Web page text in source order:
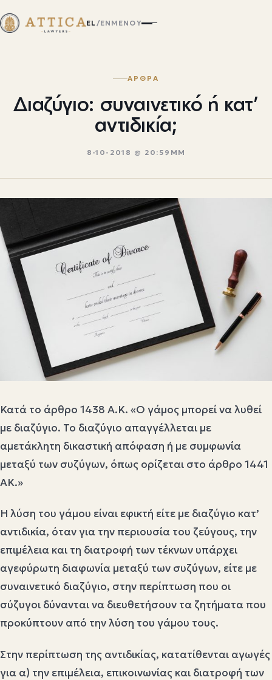
EL /EN ΜΕΝΟΎ
ΑΡΘΡΑ
Διαζύγιο: συναινετικό ή κατ’
αντιδικία;
8-10-2018 @ 20:59ΜΜ
Κατά το άρθρο 1438 Α.Κ. «Ο γάμος μπορεί να λυθεί
με διαζύγιο. Το διαζύγιο απαγγέλλεται με
αμετάκλητη δικαστική απόφαση ή με συμφωνία
μεταξύ των συζύγων, όπως ορίζεται στο άρθρο 1441
ΑΚ.»
Η λύση του γάμου είναι εφικτή είτε με διαζύγιο κατ’
αντιδικία, όταν για την περιουσία του ζεύγους, την
επιμέλεια και τη διατροφή των τέκνων υπάρχει
αγεφύρωτη διαφωνία μεταξύ των συζύγων, είτε με
συναινετικό διαζύγιο, στην περίπτωση που οι
σύζυγοι δύνανται να διευθετήσουν τα ζητήματα που
προκύπτουν από την λύση του γάμου τους.
Στην περίπτωση της αντιδικίας, κατατίθενται αγωγές
για α) την επιμέλεια, επικοινωνίας και διατροφή των